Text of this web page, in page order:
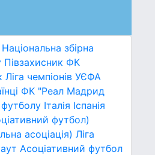
Національна збірна
Півзахисник ФК
Ліга чемпіонів УЄФА
ФК "Реал Мадрид
футболу Італія Іспанія
футбол)
асоціація) Ліга
Асоціативний футбол